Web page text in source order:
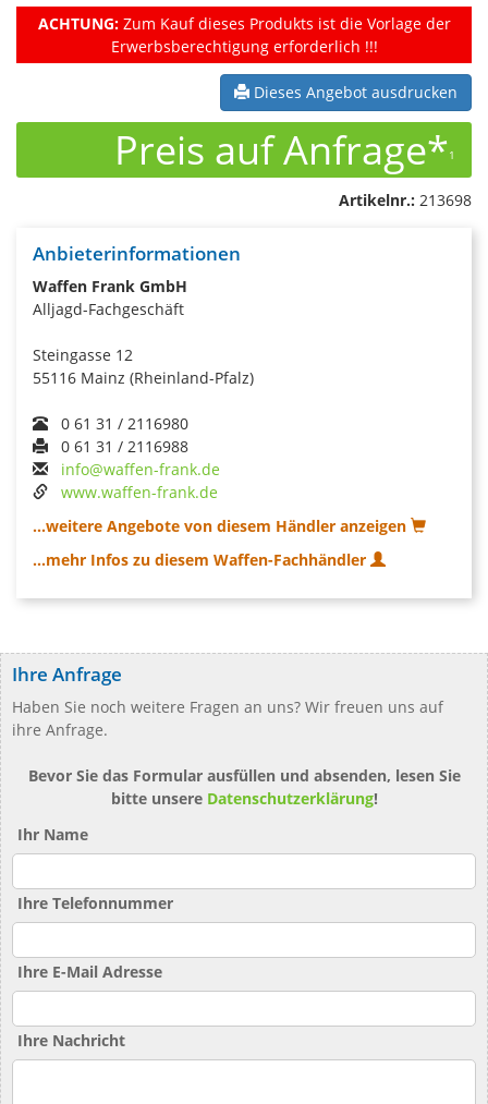
ACHTUNG:Zum Kauf dieses Produkts ist die Vorlage der
Erwerbsberechtigung erforderlich !!!
Dieses Angebot ausdrucken
Preis auf Anfrage*1
Artikelnr.: 213698
Anbieterinformationen
Waffen Frank GmbH
Alljagd-Fachgeschäft
Steingasse 12
55116 Mainz (Rheinland-Pfalz)
0 61 31 / 2116980
0 61 31 / 2116988
info@waffen-frank.de
www.waffen-frank.de
...weitere Angebote von diesem Händler anzeigen
...mehr Infos zu diesem Waffen-Fachhändler
Ihre Anfrage
Haben Sie noch weitere Fragen an uns? Wir freuen uns auf
ihre Anfrage.
Bevor Sie das Formular ausfüllen und absenden, lesen Sie
bitte unsere Datenschutzerklärung!
Ihr Name
Ihre Telefonnummer
Ihre E-Mail Adresse
Ihre Nachricht